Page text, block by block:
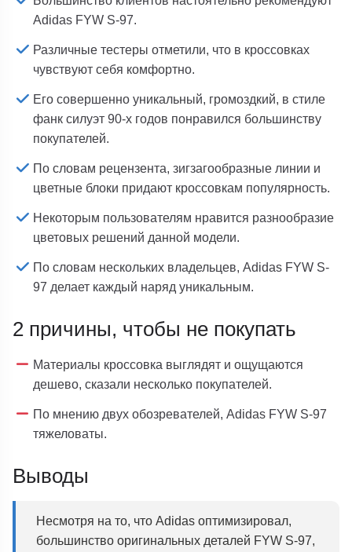
Adidas FYW S-97.
Различные тестеры отметили, что в кроссовках
чувствуют себя комфортно.
Его совершенно уникальный, громоздкий, в стиле
фанк силуэт 90-х годов понравился большинству
покупателей.
По словам рецензента, зигзагообразные линии и
цветные блоки придают кроссовкам популярность.
Некоторым пользователям нравится разнообразие
цветовых решений данной модели.
По словам нескольких владельцев, Adidas FYW S-
97 делает каждый наряд уникальным.
2 причины, чтобы не покупать
Материалы кроссовка выглядят и ощущаются
дешево, сказали несколько покупателей.
По мнению двух обозревателей, Adidas FYW S-97
тяжеловаты.
Выводы
Несмотря на то, что Adidas оптимизировал,
большинство оригинальных деталей FYW S-97,